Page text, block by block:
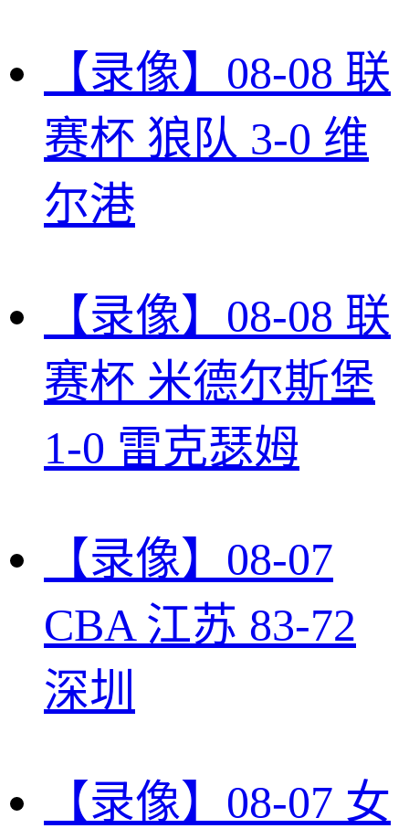
【录像】08-08 联
赛杯 狼队 3-0 维
尔港
【录像】08-08 联
赛杯 米德尔斯堡
1-0 雷克瑟姆
【录像】08-07
CBA 江苏 83-72
深圳
【录像】08-07 女